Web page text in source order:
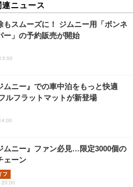
連ニュース
もスムーズに！ ジムニー用「ボンネ
ー」の予約販売が開始
ムニー』での車中泊をもっと快適
ルフラットマットが新登場
ムニー』ファン必見…限定3000個の
ェーン
フ
20:00